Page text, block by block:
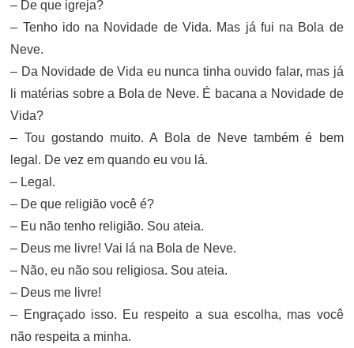
– De que igreja?
– Tenho ido na Novidade de Vida. Mas já fui na Bola de
Neve.
– Da Novidade de Vida eu nunca tinha ouvido falar, mas já
li matérias sobre a Bola de Neve. É bacana a Novidade de
Vida?
– Tou gostando muito. A Bola de Neve também é bem
legal. De vez em quando eu vou lá.
– Legal.
– De que religião você é?
– Eu não tenho religião. Sou ateia.
– Deus me livre! Vai lá na Bola de Neve.
– Não, eu não sou religiosa. Sou ateia.
– Deus me livre!
– Engraçado isso. Eu respeito a sua escolha, mas você
não respeita a minha.